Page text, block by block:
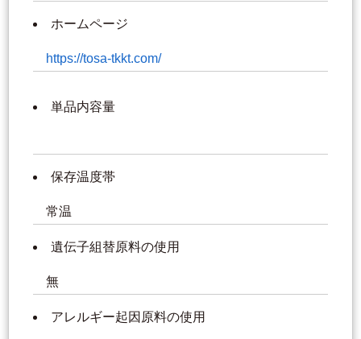
ホームページ
https://tosa-tkkt.com/
単品内容量
保存温度帯
常温
遺伝子組替原料の使用
無
アレルギー起因原料の使用